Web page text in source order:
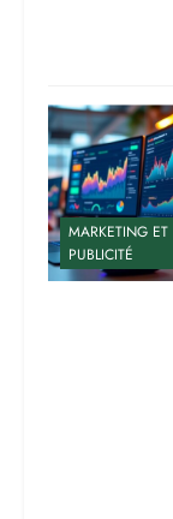
MARKETING ET
PUBLICITÉ